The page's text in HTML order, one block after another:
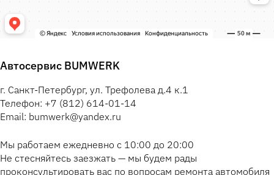
Автосервис BUMWERK
г. Санкт-Петербург, ул. Трефолева д.4 к.1
Телефон: +7 (812) 614-01-14
Email: bumwerk@yandex.ru
Мы работаем ежедневно с 10:00 до 20:00
Не стесняйтесь заезжать — мы будем рады
проконсультировать вас по вопросам ремонта автомобиля